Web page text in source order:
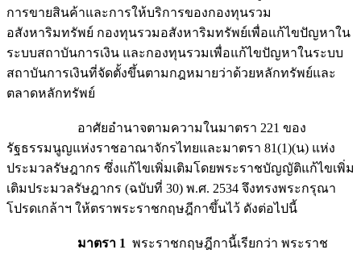
การขายสินค้าและการให้บริการของกองทุนรวม
อสังหาริมทรัพย์ กองทุนรวมอสังหาริมทรัพย์เพื่อแก้ไขปัญหาใน
ระบบสถาบันการเงิน และกองทุนรวมเพื่อแก้ไขปัญหาในระบบ
สถาบันการเงินที่จัดตั้งขึ้นตามกฎหมายว่าด้วยหลักทรัพย์และ
ตลาดหลักทรัพย์
อาศัยอำนาจตามความในมาตรา 221 ของ
รัฐธรรมนูญแห่งราชอาณาจักรไทยและมาตรา 81(1)(น) แห่ง
ประมวลรัษฎากร ซึ่งแก้ไขเพิ่มเติมโดยพระราชบัญญัติแก้ไขเพิ่ม
เติมประมวลรัษฎากร (ฉบับที่ 30) พ.ศ. 2534 จึงทรงพระกรุณา
โปรดเกล้าฯ ให้ตราพระราชกฤษฎีกาขึ้นไว้ ดังต่อไปนี้
มาตรา 1 พระราชกฤษฎีกานี้เรียกว่า พระราช